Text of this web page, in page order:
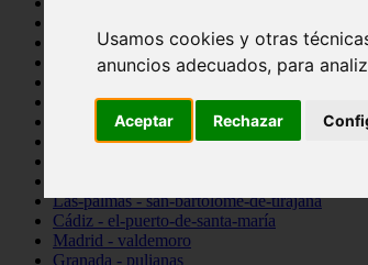
Usamos cookies y otras
anuncios adecuados, para
Aceptar Rechazar
Barcelona - barcelona
Ciudad-real - montiel
Santa-cruz-de-tenerife - guía-de-isora
La-rioja - casalarreina
Almería - roquetas-de-mar
Madrid - pozuelo-de-alarcón
Las-palmas - san-bartolomé-de-tirajana
Cádiz - el-puerto-de-santa-maría
Madrid - valdemoro
Granada - pulianas